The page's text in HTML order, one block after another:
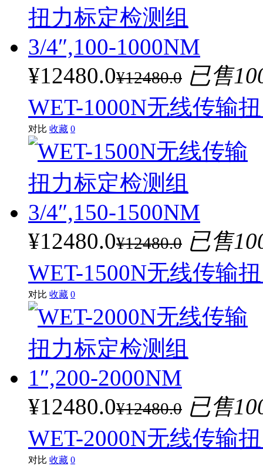
¥12480.0¥12480.0 已售
WET-1000N无线传输
对比 收藏 0
¥12480.0¥12480.0 已售
WET-1500N无线传输
对比 收藏 0
¥12480.0¥12480.0 已售
WET-2000N无线传输
对比 收藏 0